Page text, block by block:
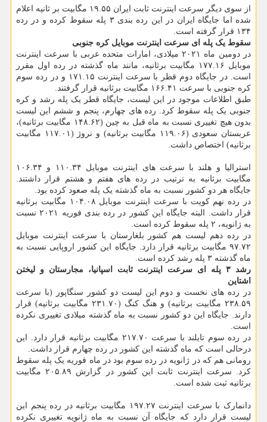
از سوی دیگر سرعت اینترنت ثابت ایران ۱۹.۵۵ مگابیت بر ثانیه اعلام
شده اما جایگاه ایران در این رده بندی ۳ پله سقوط کرده و در رده
۱۳۴ قرار گرفته است.
سقوط یک پله ای سرعت اینترنت موبایل کره جنوبی
در دومین ماه ۲۰۲۱ میلادی، امارات متحده عربی با سرعت اینترنت
موبایل ۱۷۷.۱۶ مگابیت برثانیه، مانند ماه گذشته در رده اول مقرر
است. در جایگاه دوم قطر با سرعت اینترنت ۱۷۱.۱۵ و در رده سوم
کره جنوبی با سرعت ۱۶۶.۴۱ مگابیت برثانیه قرار گرفتند.
طبق اطلاعات موجود در این لیست، جایگاه قطر یک پله رشد و کره
جنوبی یک پله سقوط کرد. رده های چهارم، پنجم و ششم این لیست
بدون هیچ تغییری نسبت به ماه قبل به چین (۱۴۸.۶۲ مگابیت برثانیه)،
عربستان سعودی (۱۱۹.۰۶ مگابیت برثانیه) و نروژ (۱۱۷.۰۱ مگابیت
برثانیه) اختصاص داشت.
استرالیا و هلند با سرعت های اینترنت موبایل ۱۱۰.۳۴ و ۱۰۶.۳۴
مگابیت برثانیه به ترتیب در رده های هفتم و هشتم قرار داشتند.
جایگاه هر دو کشور نسبت به ماه گذشته یک پله صعود کرده بود.
در رده نهم کویت با سرعت اینترنت موبایل ۱۰۴.۰۸ مگابیت برثانیه
قرار داشت. البته جایگاه این کشور در رده بندی فوریه ۲۰۲۱ نسبت
به ژانویه، ۲ پله سقوط کرده است.
در رده دهم لیست هم کشور بلغارستان با سرعت اینترنت موبایل
۹۷.۷۲ مگابیت برثانیه قرار دارد. جایگاه این کشور اروپایی نسبت به
ماه گذشته ۳ پله رشد کرده است.
رشد ۳ پله ای سرعت اینترنت ثابت اسپانیا، مجارستان و لیختن
اشتاین
در رده های نخست و دوم این لیست دو کشور سنگاپور (با سرعت
۲۳۸.۵۹ مگابیت برثانیه) و هنگ کنگ (۲۳۱.۷۰ مگابیت برثانیه) قرار
دارند. جایگاه این دو کشور نسبت به ماه گذشته میلادی تغییری نکرده
است.
در رده سوم تایلند با سرعت ۲۱۷.۷۰ مگابیت برثانیه قرار دارد. این
درحالی است که ماه گذشته این کشور در رده چهارم قرار داشت.
رومانی هم که در ژانویه در رده سوم بود در ماه فوریه یک پله سقوط
کرد. سرعت اینترنت ثابت این کشور در گزارش ۲۰۵.۸۹ مگابیت
برثانیه ثبت شده است.
دانمارک با سرعت اینترنت ۱۹۷.۲۷ مگابیت برثانیه در رده پنجم این
لیست قرار دارد که جایگاه آن نسبت به ماه ژانویه تغییری نکرده